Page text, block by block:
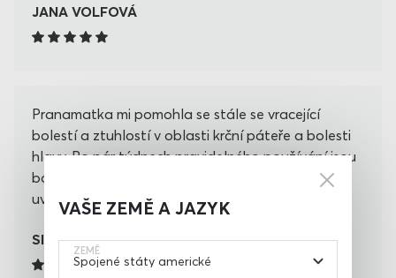
VAŠE ZEMĚ A JAZYK
ZEMĚ
JANA VOLFOVÁ
Pranamatka mi pomohla se stále se vracející
bolestí a ztuhlostí v oblasti krční páteře a bolesti
hlavy. Po pár týdnech pravidelného používání jsou
bolesti pryč, ale používám dál pro relaxaci a
uvolnění celého těla.
SILVIE BRATOVÁ